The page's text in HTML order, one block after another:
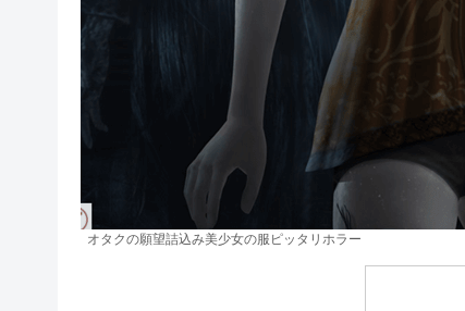
オタクの願望詰込み美少女の服ピッタリホラー